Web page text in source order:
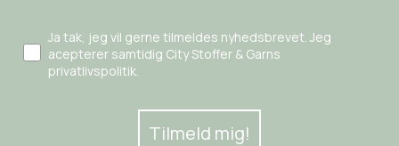
Ja tak, jeg vil gerne tilmeldes nyhedsbrevet. Jeg
acepterer samtidig City Stoffer & Garns
privatlivspolitik.
Tilmeld mig!